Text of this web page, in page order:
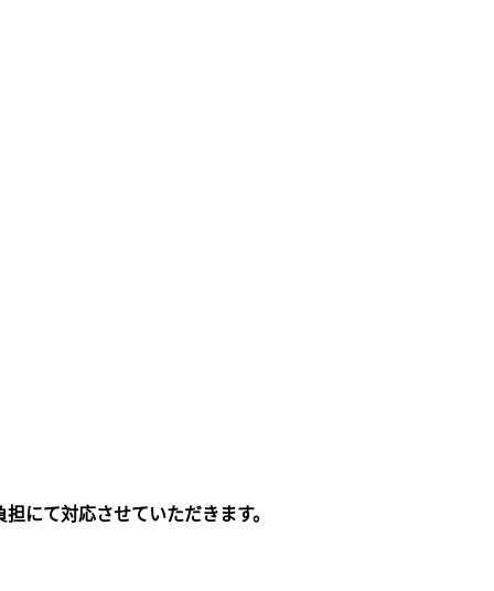
にて対応させていただきます。